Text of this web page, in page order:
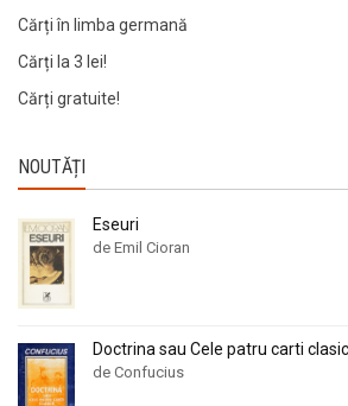
Cărți în limba germană
Cărți la 3 lei!
Cărți gratuite!
NOUTĂȚI
Eseuri
de Emil Cioran
Doctrina sau Cele patru carti
de Confucius